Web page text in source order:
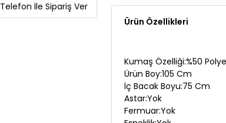
Telefon İle Sipariş Ver
İç Bacak Boyu:75 Cm
Astar:Yok
Fermuar:Yok
Esneklik:Yok